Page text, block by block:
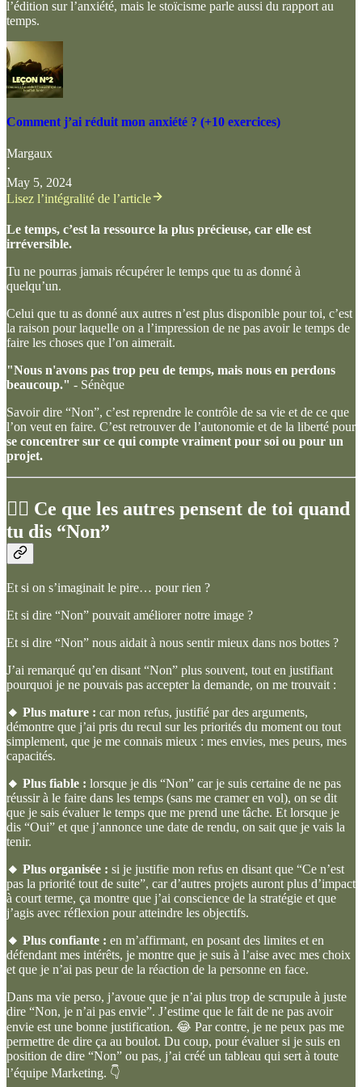
l’édition sur l’anxiété, mais le stoïcisme parle aussi du rapport au
temps.
Comment j’ai réduit mon anxiété ? (+10 exercices)
Margaux
·
May 5, 2024
Lisez l’intégralité de l’article
Le temps, c’est la ressource la plus précieuse, car elle est
irréversible.
Tu ne pourras jamais récupérer le temps que tu as donné à
quelqu’un.
Celui que tu as donné aux autres n’est plus disponible pour toi, c’est
la raison pour laquelle on a l’impression de ne pas avoir le temps de
faire les choses que l’on aimerait.
"Nous n'avons pas trop peu de temps, mais nous en perdons
beaucoup." - Sénèque
Savoir dire “Non”, c’est reprendre le contrôle de sa vie et de ce que
l’on veut en faire. C’est retrouver de l’autonomie et de la liberté pour
se concentrer sur ce qui compte vraiment pour soi ou pour un
projet.
🙅‍♀️ Ce que les autres pensent de toi quand
tu dis “Non”
Et si on s’imaginait le pire… pour rien ?
Et si dire “Non” pouvait améliorer notre image ?
Et si dire “Non” nous aidait à nous sentir mieux dans nos bottes ?
J’ai remarqué qu’en disant “Non” plus souvent, tout en justifiant
pourquoi je ne pouvais pas accepter la demande, on me trouvait :
🔸 Plus mature : car mon refus, justifié par des arguments,
démontre que j’ai pris du recul sur les priorités du moment ou tout
simplement, que je me connais mieux : mes envies, mes peurs, mes
capacités.
🔸 Plus fiable : lorsque je dis “Non” car je suis certaine de ne pas
réussir à le faire dans les temps (sans me cramer en vol), on se dit
que je sais évaluer le temps que me prend une tâche. Et lorsque je
dis “Oui” et que j’annonce une date de rendu, on sait que je vais la
tenir.
🔸 Plus organisée : si je justifie mon refus en disant que “Ce n’est
pas la priorité tout de suite”, car d’autres projets auront plus d’impact
à court terme, ça montre que j’ai conscience de la stratégie et que
j’agis avec réflexion pour atteindre les objectifs.
🔸 Plus confiante : en m’affirmant, en posant des limites et en
défendant mes intérêts, je montre que je suis à l’aise avec mes choix
et que je n’ai pas peur de la réaction de la personne en face.
Dans ma vie perso, j’avoue que je n’ai plus trop de scrupule à juste
dire “Non, je n’ai pas envie”. J’estime que le fait de ne pas avoir
envie est une bonne justification. 😂 Par contre, je ne peux pas me
permettre de dire ça au boulot. Du coup, pour évaluer si je suis en
position de dire “Non” ou pas, j’ai créé un tableau qui sert à toute
l’équipe Marketing. 👇